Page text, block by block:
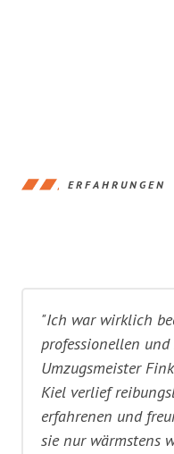
ERFAHRUNGEN
"Ich war wirklich
professionellen
Umzugsmeister
Kiel verlief
erfahrenen und
sie nur wärmstens